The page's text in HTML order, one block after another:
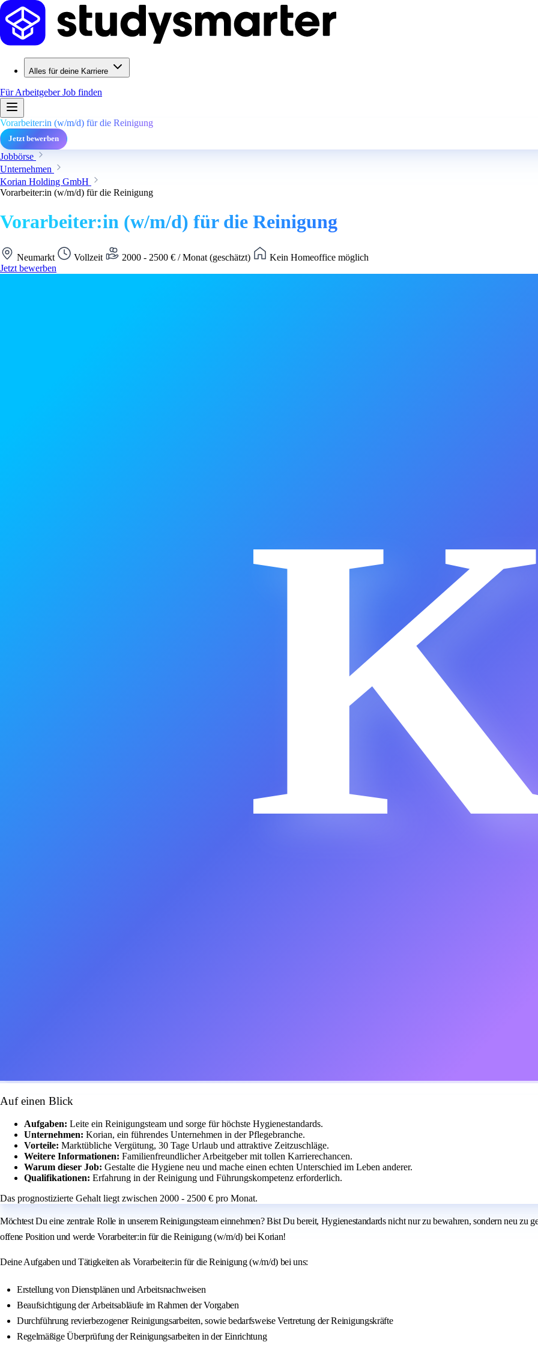
Alles für deine Karriere
Für ArbeitgeberJob finden
Vorarbeiter:in (w/m/d) für die Reinigung
Jetzt bewerben
Jobbörse
Unternehmen
Korian Holding GmbH
Vorarbeiter:in (w/m/d) für die Reinigung
Vorarbeiter:in (w/m/d) für die Reinigung
Neumarkt Vollzeit 2000 - 2500 € / Monat (geschätzt)
Kein Homeoffice möglich
Jetzt bewerben
Auf einen Blick
Aufgaben: Leite ein Reinigungsteam und sorge für höchste Hygienestandards.
Unternehmen: Korian, ein führendes Unternehmen in der Pflegebranche.
Vorteile: Marktübliche Vergütung, 30 Tage Urlaub und attraktive Zeitzuschläge.
Weitere Informationen: Familienfreundlicher Arbeitgeber mit tollen Karrierechancen.
Warum dieser Job: Gestalte die Hygiene neu und mache einen echten Unterschied im Leben anderer.
Qualifikationen: Erfahrung in der Reinigung und Führungskompetenz erforderlich.
Das prognostizierte Gehalt liegt zwischen 2000 - 2500 € pro Monat.
Möchtest Du eine zentrale Rolle in unserem Reinigungsteam einnehmen? Bist Du bereit, Hygienestandards nicht nur zu bewahren, sondern neu zu
offene Position und werde Vorarbeiter:in für die Reinigung (w/m/d) bei Korian!
Deine Aufgaben und Tätigkeiten als Vorarbeiter:in für die Reinigung (w/m/d) bei uns:
Erstellung von Dienstplänen und Arbeitsnachweisen
Beaufsichtigung der Arbeitsabläufe im Rahmen der Vorgaben
Durchführung revierbezogener Reinigungsarbeiten, sowie bedarfsweise Vertretung der Reinigungskräfte
Regelmäßige Überprüfung der Reinigungsarbeiten in der Einrichtung